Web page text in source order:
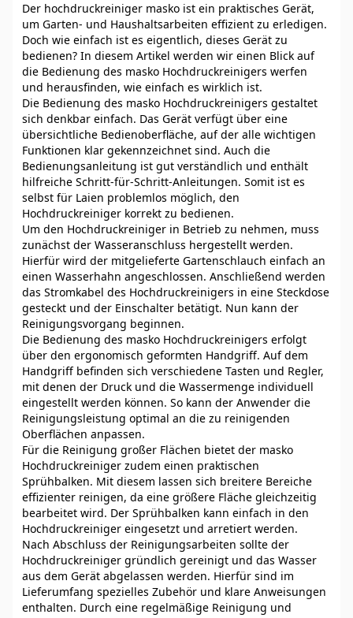
Der hochdruckreiniger masko ist ein praktisches Gerät,
um Garten- und Haushaltsarbeiten effizient zu erledigen.
Doch wie einfach ist es eigentlich, dieses Gerät zu
bedienen? In diesem Artikel werden wir einen Blick auf
die Bedienung des masko Hochdruckreinigers werfen
und herausfinden, wie einfach es wirklich ist.
Die Bedienung des masko Hochdruckreinigers gestaltet
sich denkbar einfach. Das Gerät verfügt über eine
übersichtliche Bedienoberfläche, auf der alle wichtigen
Funktionen klar gekennzeichnet sind. Auch die
Bedienungsanleitung ist gut verständlich und enthält
hilfreiche Schritt-für-Schritt-Anleitungen. Somit ist es
selbst für Laien problemlos möglich, den
Hochdruckreiniger korrekt zu bedienen.
Um den Hochdruckreiniger in Betrieb zu nehmen, muss
zunächst der Wasseranschluss hergestellt werden.
Hierfür wird der mitgelieferte Gartenschlauch einfach an
einen Wasserhahn angeschlossen. Anschließend werden
das Stromkabel des Hochdruckreinigers in eine Steckdose
gesteckt und der Einschalter betätigt. Nun kann der
Reinigungsvorgang beginnen.
Die Bedienung des masko Hochdruckreinigers erfolgt
über den ergonomisch geformten Handgriff. Auf dem
Handgriff befinden sich verschiedene Tasten und Regler,
mit denen der Druck und die Wassermenge individuell
eingestellt werden können. So kann der Anwender die
Reinigungsleistung optimal an die zu reinigenden
Oberflächen anpassen.
Für die Reinigung großer Flächen bietet der masko
Hochdruckreiniger zudem einen praktischen
Sprühbalken. Mit diesem lassen sich breitere Bereiche
effizienter reinigen, da eine größere Fläche gleichzeitig
bearbeitet wird. Der Sprühbalken kann einfach in den
Hochdruckreiniger eingesetzt und arretiert werden.
Nach Abschluss der Reinigungsarbeiten sollte der
Hochdruckreiniger gründlich gereinigt und das Wasser
aus dem Gerät abgelassen werden. Hierfür sind im
Lieferumfang spezielles Zubehör und klare Anweisungen
enthalten. Durch eine regelmäßige Reinigung und